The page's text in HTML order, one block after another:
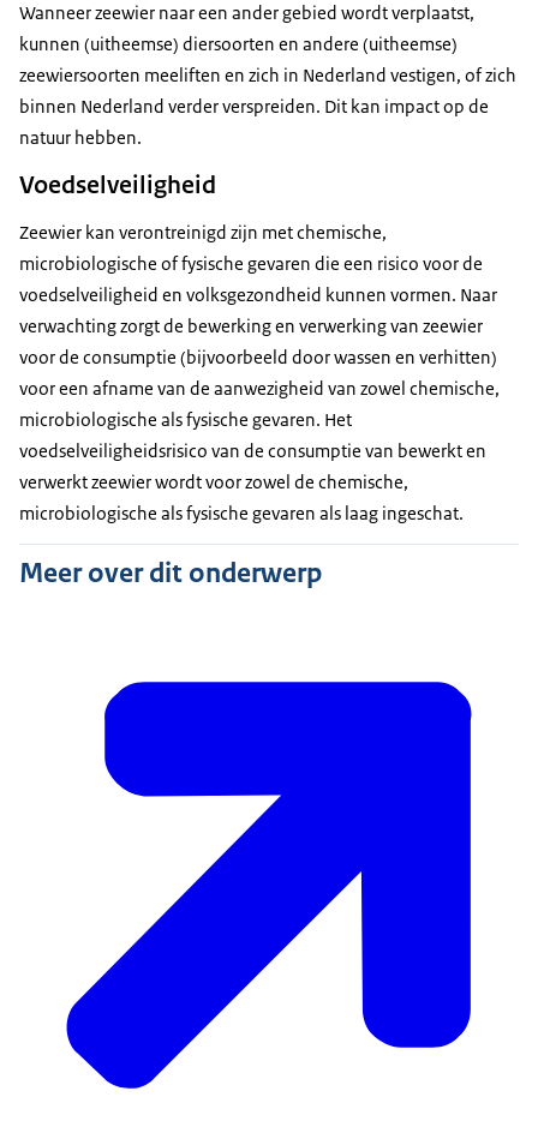
Wanneer zeewier naar een ander gebied wordt verplaatst,
kunnen (uitheemse) diersoorten en andere (uitheemse)
zeewiersoorten meeliften en zich in Nederland vestigen, of zich
binnen Nederland verder verspreiden. Dit kan impact op de
natuur hebben.
Voedselveiligheid
Zeewier kan verontreinigd zijn met chemische,
microbiologische of fysische gevaren die een risico voor de
voedselveiligheid en volksgezondheid kunnen vormen. Naar
verwachting zorgt de bewerking en verwerking van zeewier
voor de consumptie (bijvoorbeeld door wassen en verhitten)
voor een afname van de aanwezigheid van zowel chemische,
microbiologische als fysische gevaren. Het
voedselveiligheidsrisico van de consumptie van bewerkt en
verwerkt zeewier wordt voor zowel de chemische,
microbiologische als fysische gevaren als laag ingeschat.
Meer over dit onderwerp